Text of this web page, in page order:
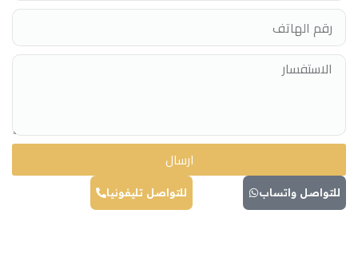
ارسال
للتواصل واتساب للتواصل تليفونيا